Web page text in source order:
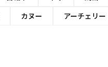
カヌー アーチェリー